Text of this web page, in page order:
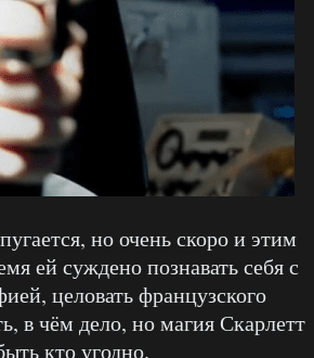
но очень скоро и этим
ей суждено познавать себя с
целовать французского
в чём дело, но магия Скарлетт
кто угодно.